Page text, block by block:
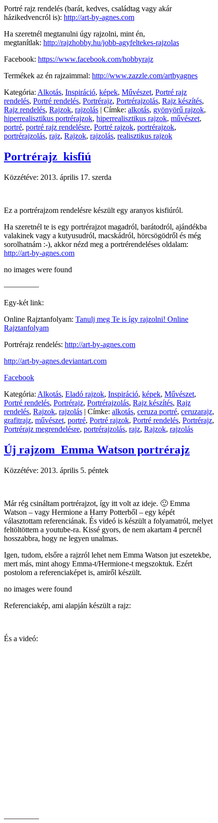
Portré rajz rendelés (barát, kedves, családtag vagy akár
házikedvencról is): http://art-by-agnes.com
Ha szeretnél megtanulni úgy rajzolni, mint én,
megtanítlak: http://rajzhobby.hu/jobb-agyfeltekes-rajzolas
Facebook: https://www.facebook.com/hobbyrajz
Termékek az én rajzaimmal: http://www.zazzle.com/artbyagnes
Kategória: Alkotás, Inspiráció, képek, Művészet, Portré rajz
rendelés, Portré rendelés, Portrérajz, Portrérajzolás, Rajz készítés,
Rajz rendelés, Rajzok, rajzolás | Címke: alkotás, gyönyörű rajzok,
hiperrealisztikus portrérajzok, hiperrealisztikus rajzok, művészet,
portré, portré rajz rendelésre, Portré rajzok, portrérajzok,
portrérajzolás, rajz, Rajzok, rajzolás, realisztikus rajzok
Portrérajz_kisfiú
Közzétéve: 2013. április 17. szerda
Ez a portrérajzom rendelésre készült egy aranyos kisfiúról.
Ha szeretnél te is egy portrérajzot magadról, barátodról, ajándékba
valakinek vagy a kutyusudról, macskádról, hörcsögödről és még
sorolhatnám :-), akkor nézd meg a portrérendeléses oldalam:
http://art-by-agnes.com
no images were found
————–
Egy-két link:
Online Rajztanfolyam: Tanulj meg Te is így rajzolni! Online
Rajztanfolyam
Portrérajz rendelés: http://art-by-agnes.com
http://art-by-agnes.deviantart.com
Facebook
Kategória: Alkotás, Eladó rajzok, Inspiráció, képek, Művészet,
Portré rendelés, Portrérajz, Portrérajzolás, Rajz készítés, Rajz
rendelés, Rajzok, rajzolás | Címke: alkotás, ceruza portré, ceruzarajz,
grafitrajz, művészet, portré, Portré rajzok, Portré rendelés, Portrérajz,
Portrérajz megrendelésre, portrérajzolás, rajz, Rajzok, rajzolás
Új rajzom_Emma Watson portrérajz
Közzétéve: 2013. április 5. péntek
Már rég csináltam portrérajzot, így itt volt az ideje. 🙂 Emma
Watson – vagy Hermione a Harry Potterből – egy képét
választottam referenciának. És videó is készült a folyamatról, melyet
feltöltöttem a youtube-ra. Kissé gyors, de nem akartam 4 percnél
hosszabbra, hogy ne legyen unalmas.
Igen, tudom, elsőre a rajzról lehet nem Emma Watson jut eszetekbe,
mert más, mint ahogy Emma-t/Hermione-t megszoktuk. Ezért
postolom a referenciaképet is, amiről készült.
no images were found
Referenciakép, ami alapján készült a rajz:
És a videó:
————–